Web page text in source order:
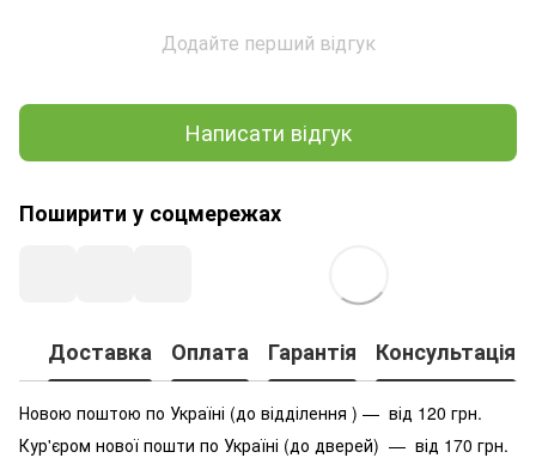
Додайте перший відгук
Написати відгук
Поширити у соцмережах
Доставка Оплата Гарантія Консультація
Новою поштою по Україні (до відділення ) — від 120 грн.
Кур'єром нової пошти по Україні (до дверей) — від 170 грн.